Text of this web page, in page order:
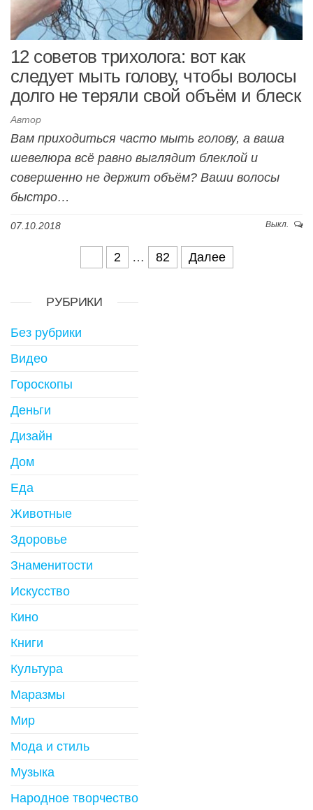
12 советов трихолога: вот как
следует мыть голову, чтобы волосы
долго не теряли свой объём и блеск
Автор
Вам приходиться часто мыть голову, а ваша
шевелюра всё равно выглядит блеклой и
совершенно не держит объём? Ваши волосы
быстро…
07.10.2018 Выкл.
Навигация по записям
2 … 82 Далее
РУБРИКИ
Без рубрики
Видео
Гороскопы
Деньги
Дизайн
Дом
Еда
Животные
Здоровье
Знаменитости
Искусство
Кино
Книги
Культура
Маразмы
Мир
Мода и стиль
Музыка
Народное творчество